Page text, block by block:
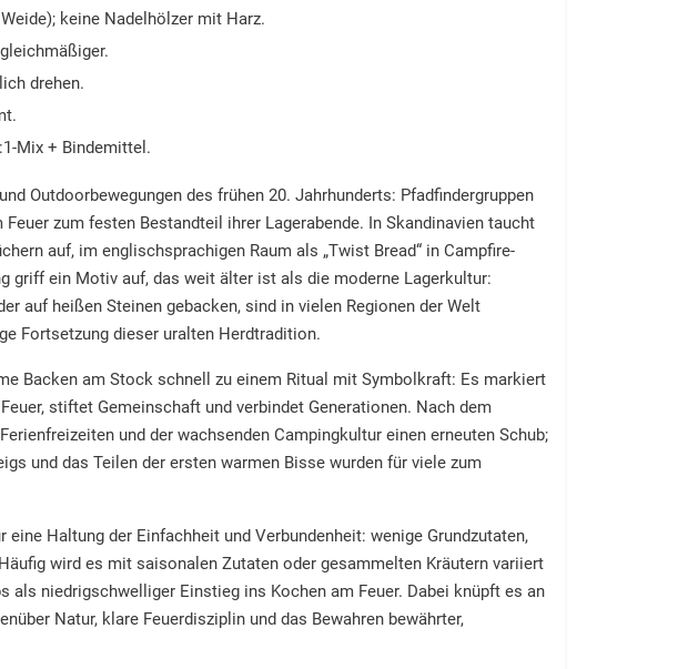
keine Nadelhölzer mit Harz.
drehen.
Mix + Bindemittel.
Outdoorbewegungen des frühen 20. Jahrhunderts: Pfadfindergruppen
zum festen Bestandteil ihrer Lagerabende. In Skandinavien taucht
auf, im englischsprachigen Raum als „Twist Bread“ in Campfire-
griff ein Motiv auf, das weit älter ist als die moderne Lagerkultur:
auf heißen Steinen gebacken, sind in vielen Regionen der Welt
Fortsetzung dieser uralten Herdtradition.
Backen am Stock schnell zu einem Ritual mit Symbolkraft: Es markiert
stiftet Gemeinschaft und verbindet Generationen. Nach dem
und der wachsenden Campingkultur einen erneuten Schub;
und das Teilen der ersten warmen Bisse wurden für viele zum
Haltung der Einfachheit und Verbundenheit: wenige Grundzutaten,
wird es mit saisonalen Zutaten oder gesammelten Kräutern variiert
als niedrigschwelliger Einstieg ins Kochen am Feuer. Dabei knüpft es an
Natur, klare Feuerdisziplin und das Bewahren bewährter,